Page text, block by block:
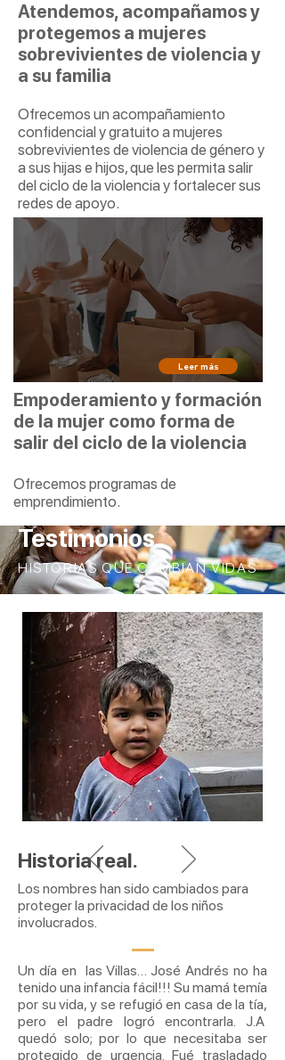
Atendemos, acompañamos y
protegemos a mujeres
sobrevivientes de violencia y
a su familia
Ofrecemos un acompañamiento
confidencial y gratuito a mujeres
sobrevivientes de violencia de género y
a sus hijas e hijos, que les permita salir
del ciclo de la violencia y fortalecer sus
redes de apoyo.
Leer más
Empoderamiento y formación
de la mujer como forma de
salir del ciclo de la violencia
Ofrecemos programas de
emprendimiento.
Testimonios
HISTORIAS QUE CAMBIAN VIDAS
Historia real.
Los nombres han sido cambiados para
proteger la privacidad de los niños
involucrados.
Un día en las Villas… José Andrés no ha
tenido una infancia fácil!!! Su mamá temía
por su vida, y se refugió en casa de la tía,
pero el padre logró encontrarla. J.A
quedó solo; por lo que necesitaba ser
protegido de urgencia. Fué trasladado